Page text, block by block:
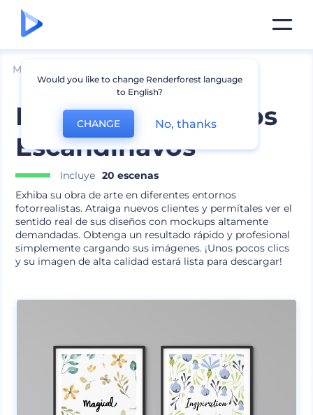
Mockups
Mockups de Marcos
Escandinavos
Incluye 20 escenas
Exhiba su obra de arte en diferentes entornos
fotorrealistas. Atraiga nuevos clientes y permítales ver el
sentido real de sus diseños con mockups altamente
demandadas. Obtenga un resultado rápido y profesional
simplemente cargando sus imágenes. ¡Unos pocos clics
y su imagen de alta calidad estará lista para descargar!
Would you like to change Renderforest language
to English?
CHANGE No, thanks